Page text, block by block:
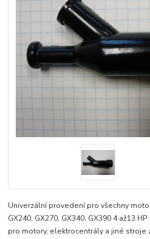
Univerzální provedení pro všechny
GX240, GX270, GX340, GX390 4 až13
pro motory, elektrocentrály a jiné stroje